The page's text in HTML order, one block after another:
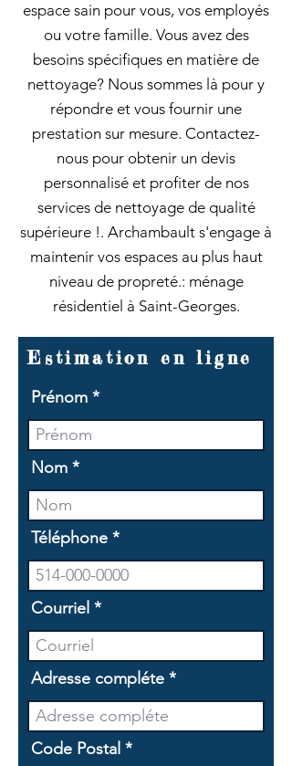
espace sain pour vous, vos employés
ou votre famille. Vous avez des
besoins spécifiques en matière de
nettoyage? Nous sommes là pour y
répondre et vous fournir une
prestation sur mesure. Contactez-
nous pour obtenir un devis
personnalisé et profiter de nos
services de nettoyage de qualité
supérieure !. Archambault s'engage à
maintenir vos espaces au plus haut
niveau de propreté.: ménage
résidentiel à Saint-Georges.
Estimation en ligne
Prénom
Nom
Téléphone
Courriel
Adresse compléte
Code Postal